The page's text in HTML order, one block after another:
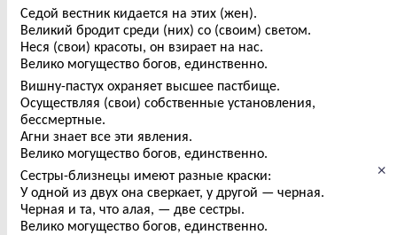
×
Седой вестник кидается на этих (жен).
Великий бродит среди (них) со (своим) светом.
Неся (свои) красоты, он взирает на нас.
Велико могущество богов, единственно.
Вишну-пастух охраняет высшее пастбище.
Осуществляя (свои) собственные установления,
бессмертные.
Агни знает все эти явления.
Велико могущество богов, единственно.
Сестры-близнецы имеют разные краски:
У одной из двух она сверкает, у другой — черная.
Черная и та, что алая, — две сестры.
Велико могущество богов, единственно.